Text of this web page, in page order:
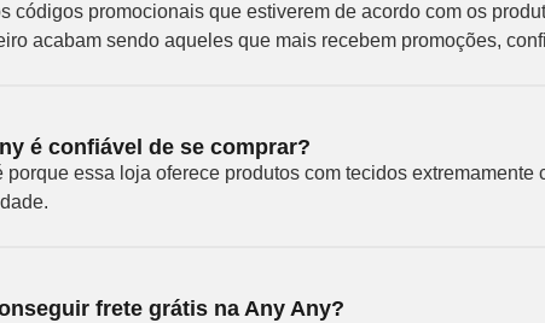
códigos promocionais que estiverem de acordo com os
acabam sendo aqueles que mais recebem promoções,
é confiável de se comprar?
porque essa loja oferece produtos com tecidos
frete grátis na Any Any?